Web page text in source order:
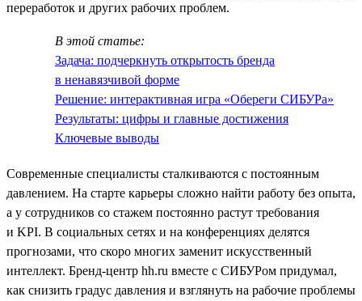
переработок и других рабочих проблем.
В этой статье:
Задача: подчеркнуть открытость бренда
в ненавязчивой форме
Решение: интерактивная игра «Обереги СИБУРа»
Результаты: цифры и главные достижения
Ключевые выводы
Современные специалисты сталкиваются с постоянным
давлением. На старте карьеры сложно найти работу без опыта,
а у сотрудников со стажем постоянно растут требования
и KPI. В социальных сетях и на конференциях делятся
прогнозами, что скоро многих заменит искусственный
интеллект. Бренд-центр hh.ru вместе с СИБУРом придумал,
как снизить градус давления и взглянуть на рабочие проблемы